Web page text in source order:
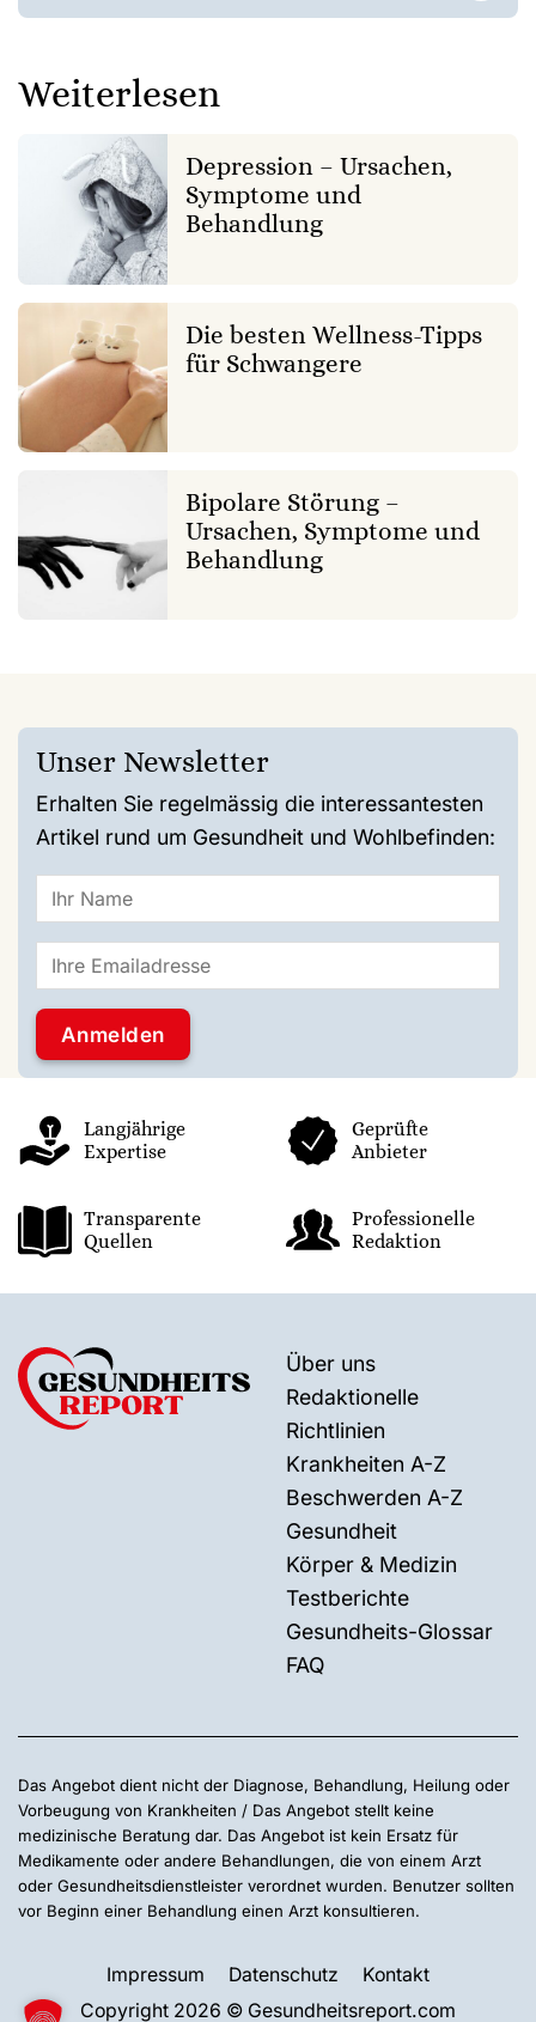
Weiterlesen
Depression – Ursachen,
Symptome und
Behandlung
Die besten Wellness-Tipps
für Schwangere
Bipolare Störung –
Ursachen, Symptome und
Behandlung
Unser Newsletter
Erhalten Sie regelmässig die interessantesten
Artikel rund um Gesundheit und Wohlbefinden:
Langjährige
Expertise
Geprüfte
Anbieter
Transparente
Quellen
Professionelle
Redaktion
Über uns
Redaktionelle
Richtlinien
Krankheiten A-Z
Beschwerden A-Z
Gesundheit
Körper & Medizin
Testberichte
Gesundheits-Glossar
FAQ
Das Angebot dient nicht der Diagnose, Behandlung, Heilung oder
Vorbeugung von Krankheiten / Das Angebot stellt keine
medizinische Beratung dar. Das Angebot ist kein Ersatz für
Medikamente oder andere Behandlungen, die von einem Arzt
oder Gesundheitsdienstleister verordnet wurden. Benutzer sollten
vor Beginn einer Behandlung einen Arzt konsultieren.
Impressum Datenschutz
Kontakt
Copyright 2026 © Gesundheitsreport.com